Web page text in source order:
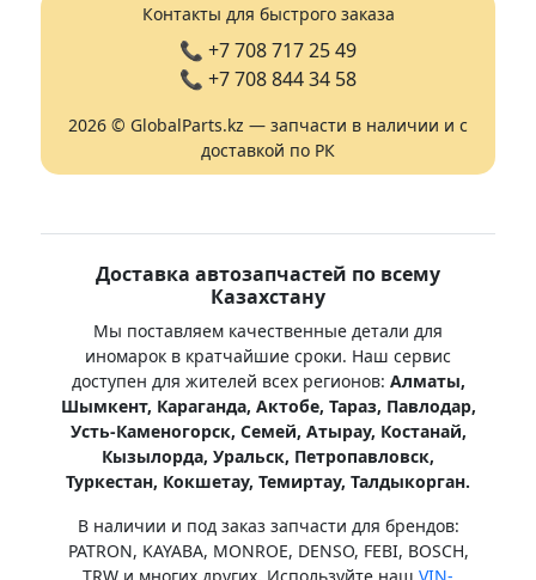
Контакты для быстрого заказа
📞 +7 708 717 25 49
📞 +7 708 844 34 58
2026 © GlobalParts.kz — запчасти в наличии и с
доставкой по РК
Доставка автозапчастей по всему
Казахстану
Мы поставляем качественные детали для
иномарок в кратчайшие сроки. Наш сервис
доступен для жителей всех регионов: Алматы,
Шымкент, Караганда, Актобе, Тараз, Павлодар,
Усть-Каменогорск, Семей, Атырау, Костанай,
Кызылорда, Уральск, Петропавловск,
Туркестан, Кокшетау, Темиртау, Талдыкорган.
В наличии и под заказ запчасти для брендов:
PATRON, KAYABA, MONROE, DENSO, FEBI, BOSCH,
TRW и многих других. Используйте наш VIN-